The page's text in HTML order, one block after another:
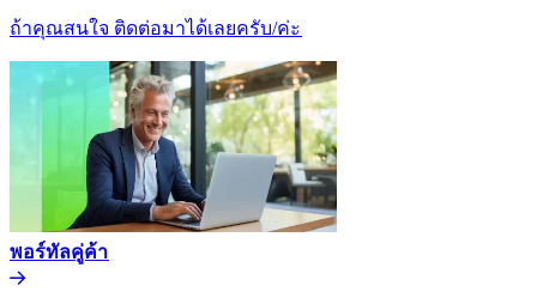
ถ้าคุณสนใจ ติดต่อมาได้เลยครับ/ค่ะ​​
พอร์ทัลคู่ค้า​​